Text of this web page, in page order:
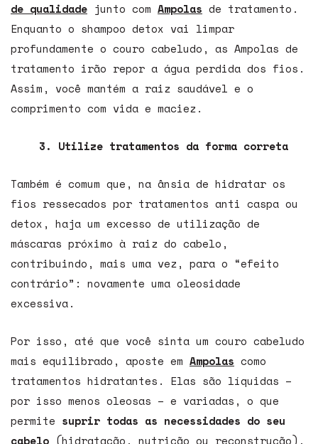
de qualidade junto com Ampolas de tratamento.
Enquanto o shampoo detox vai limpar
profundamente o couro cabeludo, as Ampolas de
tratamento irão repor a água perdida dos fios.
Assim, você mantém a raiz saudável e o
comprimento com vida e maciez.
3. Utilize tratamentos da forma correta
Também é comum que, na ânsia de hidratar os
fios ressecados por tratamentos anti caspa ou
detox, haja um excesso de utilização de
máscaras próximo à raiz do cabelo,
contribuindo, mais uma vez, para o “efeito
contrário”: novamente uma oleosidade
excessiva.
Por isso, até que você sinta um couro cabeludo
mais equilibrado, aposte em Ampolas como
tratamentos hidratantes. Elas são líquidas –
por isso menos oleosas – e variadas, o que
permite suprir todas as necessidades do seu
cabelo (hidratação, nutrição ou reconstrução),